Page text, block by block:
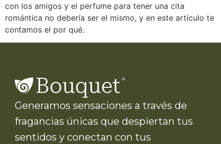
con los amigos y el perfume para tener una cita
romántica no debería ser el mismo, y en este artículo te
contamos el por qué.
Generamos sensaciones a través de
fragancias únicas que despiertan tus
sentidos y conectan con tus